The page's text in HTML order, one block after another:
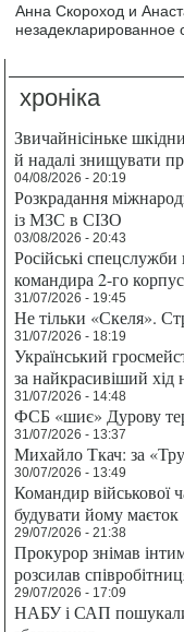
Анна Скороход и
незадекларированное
хроніка
Звичайнісіньке
й надалі знищувати
04/08/2026 - 20:19
Розкрадання
із МЗС в СІЗО
03/08/2026 - 20:43
Російські
командира 2-го
31/07/2026 - 19:45
Не тільки «Скеля».
31/07/2026 - 18:19
Український
за найкрасивіший хід
31/07/2026 - 14:48
ФСБ «шиє» Дурову
31/07/2026 - 13:37
Михайло Ткач: за
30/07/2026 - 13:49
Командир військової
будувати йому маєток
29/07/2026 - 21:38
Прокурор знімав
розсилав
29/07/2026 - 17:09
НАБУ і САП пошукали